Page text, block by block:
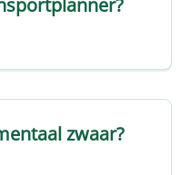
zwaar?